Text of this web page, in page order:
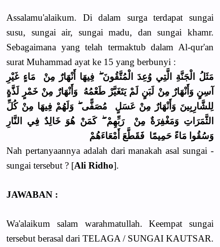
Assalamu'alaikum. Di dalam surga terdapat sungai
susu, sungai air, sungai madu, dan sungai khamr.
Sebagaimana yang telah termaktub dalam Al-qur'an
surat Muhammad ayat ke 15 yang berbunyi :
مَثَلُ الْجَنَّةِ الَّتِي وُعِدَ الْمُتَّقُونَ ۖ فِيهَا أَنْهَارٌ مِنْ مَاءٍ غَيْرِ
آسِنٍ وَأَنْهَارٌ مِنْ لَبَنٍ لَمْ يَتَغَيَّرْ طَعْمُهُ وَأَنْهَارٌ مِنْ خَمْرٍ لَذَّةٍ
لِلشَّارِبِينَ وَأَنْهَارٌ مِنْ عَسَلٍ مُصَفًّى ۖ وَلَهُمْ فِيهَا مِنْ كُلِّ
الثَّمَرَاتِ وَمَغْفِرَةٌ مِنْ رَبِّهِمْ ۖ كَمَنْ هُوَ خَالِدٌ فِي النَّارِ
وَسُقُوا مَاءً حَمِيمًا فَقَطَّعَ أَمْعَاءَهُمْ
Nah pertanyaannya adalah dari manakah asal sungai -
sungai tersebut ? [Ali Ridho].
JAWABAN :
Wa'alaikum salam warahmatullah. Keempat sungai
tersebut berasal dari TELAGA / SUNGAI KAUTSAR.